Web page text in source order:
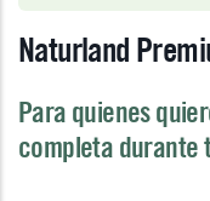
Naturland
Para quienes
completa durante